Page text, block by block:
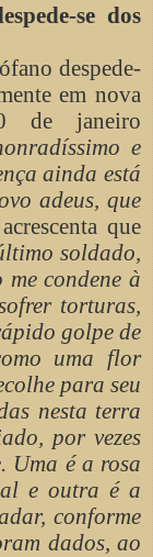
se dos
despede-
em nova
de janeiro
e
ainda está
adeus, que
que
soldado,
condene à
torturas,
golpe de
uma flor
para seu
nesta terra
por vezes
Uma é a rosa
e outra é a
conforme
dados, ao